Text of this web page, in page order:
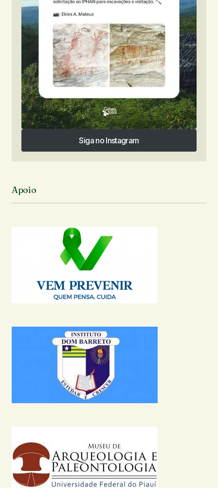
Siga no Instagram
Siga no Instagram
Apoio